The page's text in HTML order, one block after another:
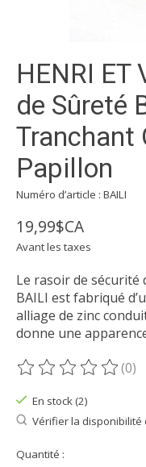
HENRI ET
de Sûreté
Tranchant
Papillon
Numéro d’article : BAILI
19,99$CA
Avant les taxes
Le rasoir de
BAILI est fabriqué
alliage de zinc
donne une
Ce produit est évalué
(0)
En stock (2)
Vérifier la disponibilité
Quantité :